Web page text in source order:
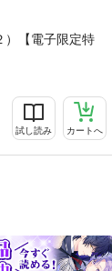
）【電子限定特
試し読み カートへ